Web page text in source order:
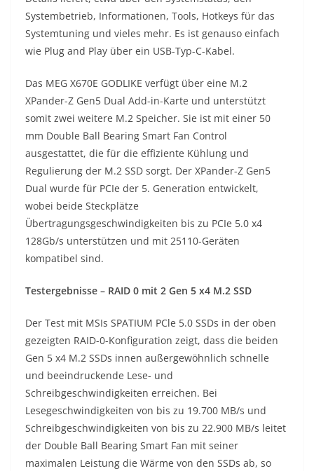
Systembetrieb, Informationen, Tools, Hotkeys für das
Systemtuning und vieles mehr. Es ist genauso einfach
wie Plug and Play über ein USB-Typ-C-Kabel.
Das MEG X670E GODLIKE verfügt über eine M.2
XPander-Z Gen5 Dual Add-in-Karte und unterstützt
somit zwei weitere M.2 Speicher. Sie ist mit einer 50
mm Double Ball Bearing Smart Fan Control
ausgestattet, die für die effiziente Kühlung und
Regulierung der M.2 SSD sorgt. Der XPander-Z Gen5
Dual wurde für PCIe der 5. Generation entwickelt,
wobei beide Steckplätze
Übertragungsgeschwindigkeiten bis zu PCIe 5.0 x4
128Gb/s unterstützen und mit 25110-Geräten
kompatibel sind.
Testergebnisse – RAID 0 mit 2 Gen 5 x4 M.2 SSD
Der Test mit MSIs SPATIUM PCle 5.0 SSDs in der oben
gezeigten RAID-0-Konfiguration zeigt, dass die beiden
Gen 5 x4 M.2 SSDs innen außergewöhnlich schnelle
und beeindruckende Lese- und
Schreibgeschwindigkeiten erreichen. Bei
Lesegeschwindigkeiten von bis zu 19.700 MB/s und
Schreibgeschwindigkeiten von bis zu 22.900 MB/s leitet
der Double Ball Bearing Smart Fan mit seiner
maximalen Leistung die Wärme von den SSDs ab, so